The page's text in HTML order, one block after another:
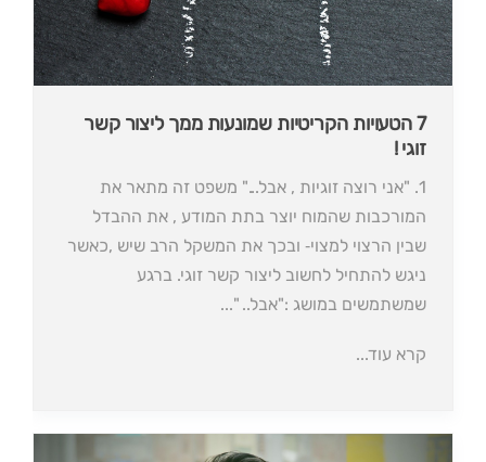
7 הטעויות הקריטיות שמונעות ממך ליצור קשר
זוגי !
1. "אני רוצה זוגיות , אבל..." משפט זה מתאר את
המורכבות שהמוח יוצר בתת המודע , את ההבדל
שבין הרצוי למצוי‐ ובכך את המשקל הרב שיש ,כאשר
ניגש להתחיל לחשוב ליצור קשר זוגי. ברגע
שמשתמשים במושג :"אבל.. "...
קרא עוד...